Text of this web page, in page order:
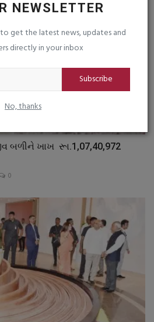
NEWSLETTER
get the latest news, updates and
directly in your inbox
Subscribe
No, thanks
બળીને ખાખ રૂા.1,07,40,972
0